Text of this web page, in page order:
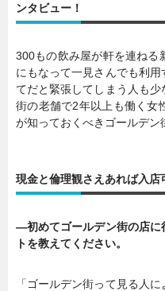
ンタビュー！
300もの飲み屋が軒を連ねる
にもなって一見さんでも利
てだと緊張してしまう人も
街の老舗で2年以上も働く女
が知っておくべきゴールデン
現金と倫理観さえあれば入店
―初めてゴールデン街の店に
トを教えてください。
「ゴールデン街って見る人